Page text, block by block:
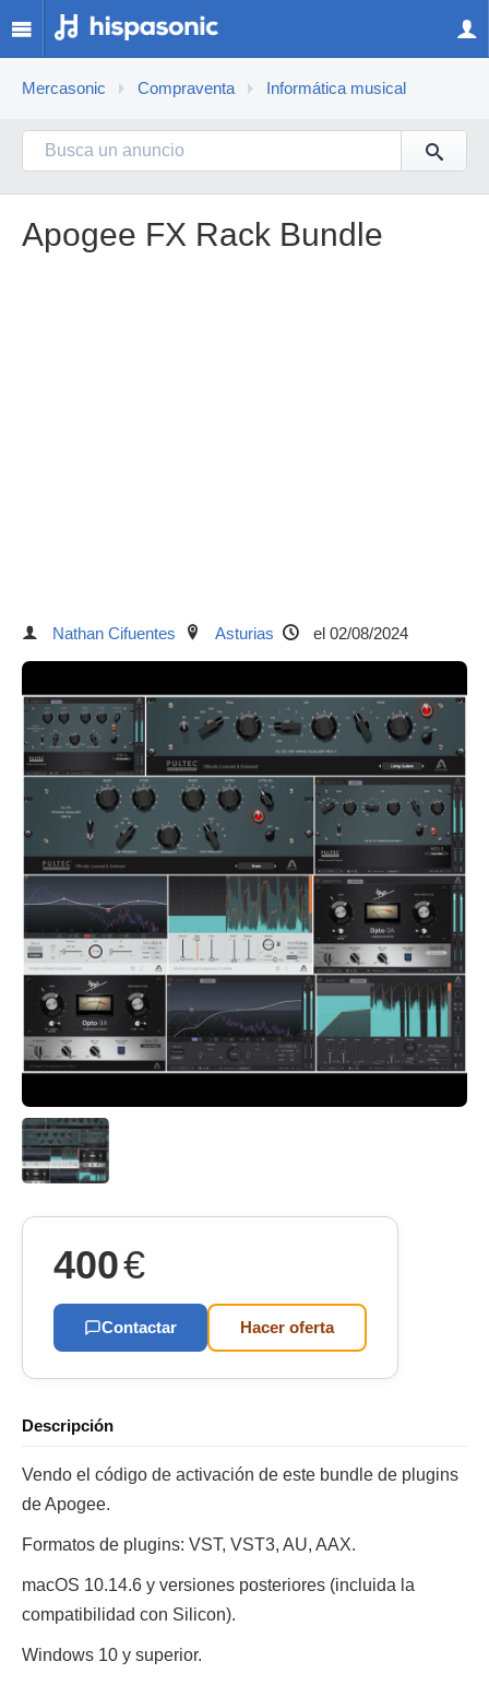
Mercasonic Compraventa Informática musical
Apogee FX Rack Bundle
Nathan Cifuentes Asturias el 02/08/2024
400€
Contactar Hacer oferta
Descripción
Vendo el código de activación de este bundle de plugins
de Apogee.
Formatos de plugins: VST, VST3, AU, AAX.
macOS 10.14.6 y versiones posteriores (incluida la
compatibilidad con Silicon).
Windows 10 y superior.